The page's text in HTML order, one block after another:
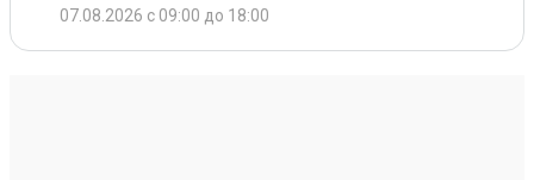
07.08.2026 с 09:00 до 18:00